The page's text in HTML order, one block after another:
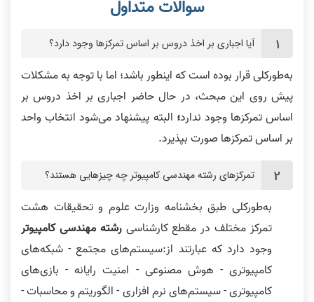
آیا اجباری بر اخذ دروس بر اساس تمرکز‌ها وجود دارد؟
به‌طورکلی قرار بوده است که اینطور باشد؛ اما با توجه به مشکلات
پیش روی این مبحث، در حال حاضر اجباری بر اخذ دروس بر
اساس تمرکز‌ها وجود ندارد؛
البته پیشنهاد می‌‎شود انتخاب واحد
بر اساس تمرکزها صورت بپذیرد.
تمرکزهای رشته مهندسی کامپیوتر چه چیزهایی هستند؟
به‌طورکلی طبق بخشنامه وزارت علوم و تحقیقات هشت
تمرکز مختلف در مقطع کارشناسیرشته مهندسی کامپیوتر
وجود دارد که عبارتند از:سیستم‌های مجتمع - شبکه‌های
کامپیوتری - هوش مصنوعی - امنیت رایانه - بازی‌های
کامپیوتری - سیستم‌های نرم افزاری - الگوریتم و محاسبات -